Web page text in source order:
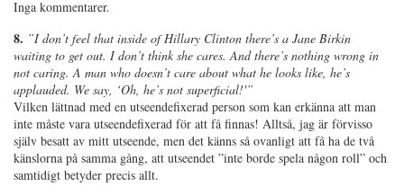
Inga kommentarer.
8. ”I don’t feel that inside of Hillary Clinton there’s a Jane Birkin
waiting to get out. I don’t think she cares. And there’s nothing wrong in
not caring. A man who doesn’t care about what he looks like, he’s
applauded. We say, ‘Oh, he’s not superficial!'”
Vilken lättnad med en utseendefixerad person som kan erkänna att man
inte måste vara utseendefixerad för att få finnas! Alltså, jag är förvisso
själv besatt av mitt utseende, men det känns så ovanligt att få ha de två
känslorna på samma gång, att utseendet ”inte borde spela någon roll” och
samtidigt betyder precis allt.